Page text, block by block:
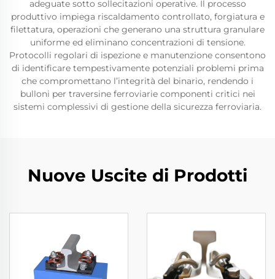
adeguate sotto sollecitazioni operative. Il processo
produttivo impiega riscaldamento controllato, forgiatura e
filettatura, operazioni che generano una struttura granulare
uniforme ed eliminano concentrazioni di tensione.
Protocolli regolari di ispezione e manutenzione consentono
di identificare tempestivamente potenziali problemi prima
che compromettano l’integrità del binario, rendendo i
bulloni per traversine ferroviarie componenti critici nei
sistemi complessivi di gestione della sicurezza ferroviaria.
Nuove Uscite di Prodotti